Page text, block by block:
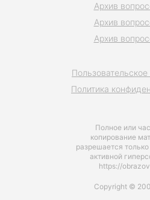
Полное или
копирование
разрешается
активной
https://
Политика
Архив
Архив
Архив
Copyright ©